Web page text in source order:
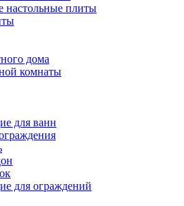
настольные плиты
дома
комнаты
для ванн
для ограждений